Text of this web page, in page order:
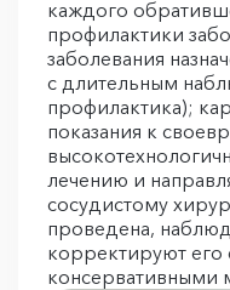
каждого
профилактики
заболевания
с длительным
профилактика);
показания к
лечению и
сосудистому
проведена,
корректируют его
консервативными